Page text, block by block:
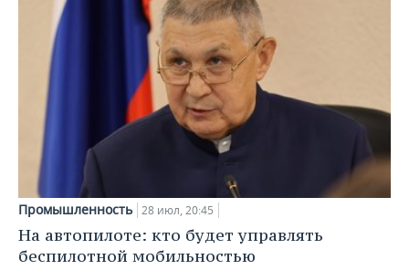
Промышленность 28 июл, 20:45
На автопилоте: кто будет управлять
беспилотной мобильностью